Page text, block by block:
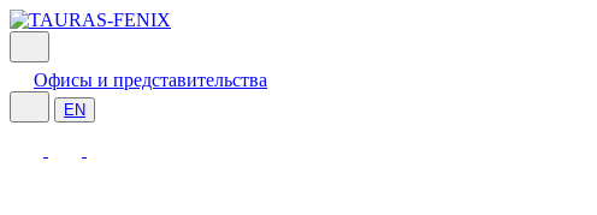
Офисы и представительства
EN